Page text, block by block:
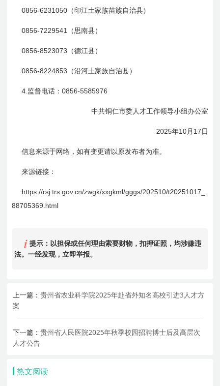
0856-6231050 （印江土家族苗族自治县）
0856-7229541 （思南县）
0856-8523073 （德江县）
0856-8224853 （沿河土家族自治县）
4. 监督电话：0856-5585976
中共铜仁市委人才工作领导小组办公室
2025年10月 17 日
信息来源于网络，如有变更请以原发布者为准。
来源链接：
https://rsj.trs.gov.cn/zwgk/xxgkml/gggs/202510/t20251017_
88705369.html
提示：以担保或任何理由索要财物，扣押证照，均涉嫌违
法。一经发现，立即举报。
上一篇：贵州省农业科学院2025年赴省外知名高校引进3人才方
案
下一篇：贵州省人民医院2025年秋季校园招聘博士后及高层次
人才公告
热文阅读